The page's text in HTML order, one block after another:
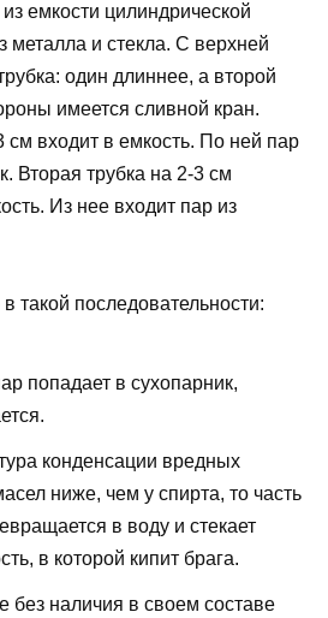
из емкости цилиндрической
и стекла. С верхней
один длиннее, а второй
имеется сливной кран.
см входит в емкость. По ней пар
Вторая трубка на 2-3 см
Из нее входит пар из
такой последовательности:
попадает в сухопарник,
конденсации вредных
ниже, чем у спирта, то часть
в воду и стекает
в которой кипит брага.
без наличия в своем составе